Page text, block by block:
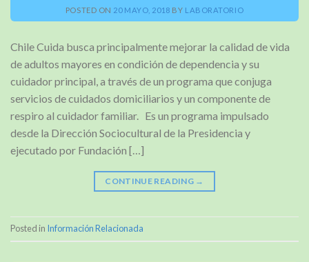
POSTED ON 20 MAYO, 2018 BY LABORATORIO
Chile Cuida busca principalmente mejorar la calidad de vida
de adultos mayores en condición de dependencia y su
cuidador principal, a través de un programa que conjuga
servicios de cuidados domiciliarios y un componente de
respiro al cuidador familiar. Es un programa impulsado
desde la Dirección Sociocultural de la Presidencia y
ejecutado por Fundación […]
CONTINUE READING →
Posted in Información Relacionada